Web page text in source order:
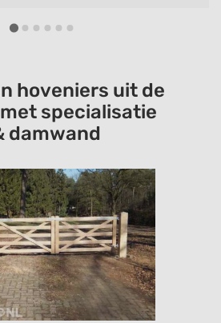
hoveniers uit de
specialisatie
damwand